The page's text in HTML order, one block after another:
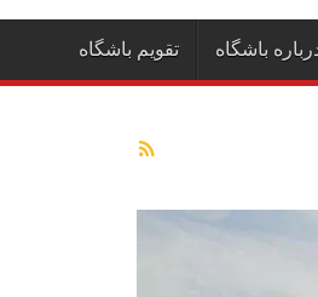
باشگاه تقویم باشگاه